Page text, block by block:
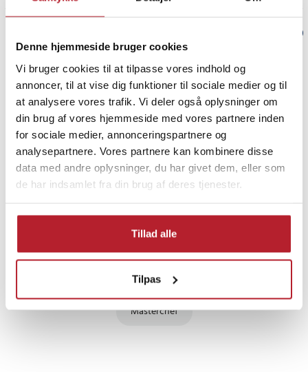
Denne hjemmeside bruger cookies
Vi bruger cookies til at tilpasse vores indhold og
annoncer, til at vise dig funktioner til sociale medier og til
at analysere vores trafik. Vi deler også oplysninger om
din brug af vores hjemmeside med vores partnere inden
for sociale medier, annonceringspartnere og
analysepartnere. Vores partnere kan kombinere disse
data med andre oplysninger, du har givet dem, eller som
de har indsamlet fra din brug af deres tjenester.
Tillad alle
Tilpas
PRISGARANTI
UDSALG
Køkkenprodukter
Masterchef